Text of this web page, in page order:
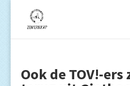
Ook de TOV!-